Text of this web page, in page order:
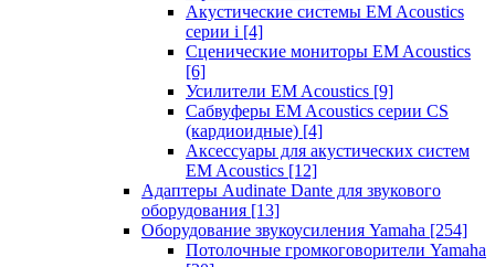
Акустические системы EM Acoustics
серии i [4]
Сценические мониторы EM Acoustics
[6]
Усилители EM Acoustics [9]
Сабвуферы EM Acoustics серии CS
(кардиоидные) [4]
Аксессуары для акустических систем
EM Acoustics [12]
Адаптеры Audinate Dante для звукового
оборудования [13]
Оборудование звукоусиления Yamaha [254]
Потолочные громкоговорители Yamaha